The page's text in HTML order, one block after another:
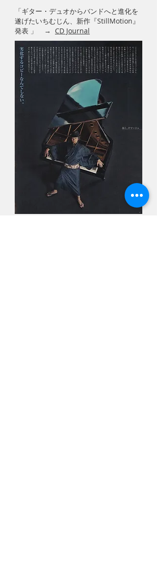
「ギター・デュオからバンドへと進化を
遂げたいちむじん、新作『StillMotion』
発表 」 → CD Journal